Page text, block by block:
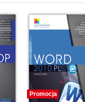
Promocja